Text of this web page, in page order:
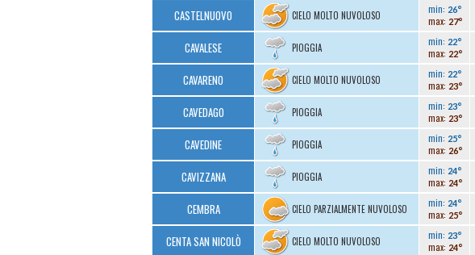
CASTELNUOVO CIELO MOLTO NUVOLOSO min: 26°
max: 27°
CAVALESE PIOGGIA min: 22°
max: 22°
CAVARENO CIELO MOLTO NUVOLOSO min: 22°
max: 23°
CAVEDAGO PIOGGIA min: 23°
max: 23°
CAVEDINE PIOGGIA min: 25°
max: 26°
CAVIZZANA PIOGGIA min: 24°
max: 24°
CEMBRA CIELO PARZIALMENTE NUVOLOSO min: 24°
max: 25°
CENTA SAN NICOLÒ CIELO MOLTO NUVOLOSO min: 23°
max: 24°